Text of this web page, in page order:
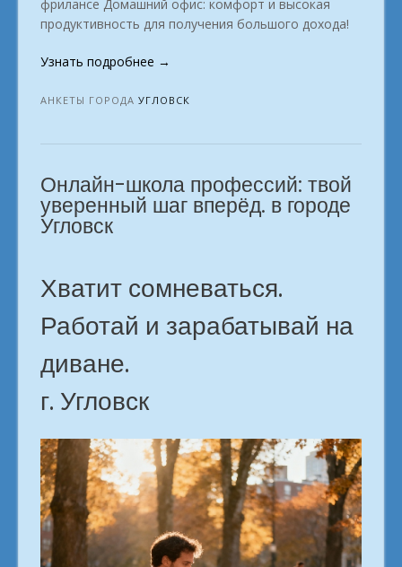
фрилансе Домашний офис: комфорт и высокая
продуктивность для получения большого дохода!
Узнать подробнее «Превратить
в
Угловск»
→
АНКЕТЫ ГОРОДА УГЛОВСК
Онлайн-школа профессий: твой
уверенный шаг вперёд. в городе
Угловск
Хватит сомневаться.
Работай и зарабатывай на
диване.
г. Угловск